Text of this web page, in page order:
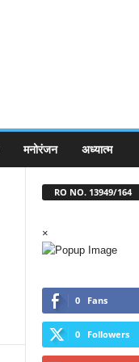
मनोरंजन अध्यात्म
RO NO. 13949/164
×
0 Fans
0 Followers